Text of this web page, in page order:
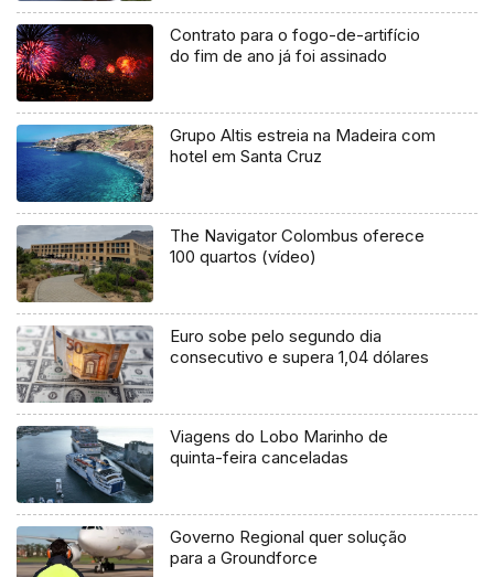
Contrato para o fogo-de-artifício
do fim de ano já foi assinado
Grupo Altis estreia na Madeira com
hotel em Santa Cruz
The Navigator Colombus oferece
100 quartos (vídeo)
Euro sobe pelo segundo dia
consecutivo e supera 1,04 dólares
Viagens do Lobo Marinho de
quinta-feira canceladas
Governo Regional quer solução
para a Groundforce